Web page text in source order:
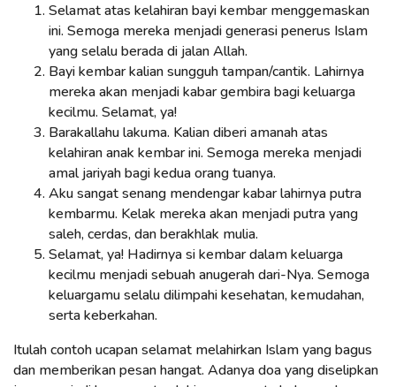
Selamat atas kelahiran bayi kembar menggemaskan
ini. Semoga mereka menjadi generasi penerus Islam
yang selalu berada di jalan Allah.
Bayi kembar kalian sungguh tampan/cantik. Lahirnya
mereka akan menjadi kabar gembira bagi keluarga
kecilmu. Selamat, ya!
Barakallahu lakuma. Kalian diberi amanah atas
kelahiran anak kembar ini. Semoga mereka menjadi
amal jariyah bagi kedua orang tuanya.
Aku sangat senang mendengar kabar lahirnya putra
kembarmu. Kelak mereka akan menjadi putra yang
saleh, cerdas, dan berakhlak mulia.
Selamat, ya! Hadirnya si kembar dalam keluarga
kecilmu menjadi sebuah anugerah dari-Nya. Semoga
keluargamu selalu dilimpahi kesehatan, kemudahan,
serta keberkahan.
Itulah contoh ucapan selamat melahirkan Islam yang bagus
dan memberikan pesan hangat. Adanya doa yang diselipkan